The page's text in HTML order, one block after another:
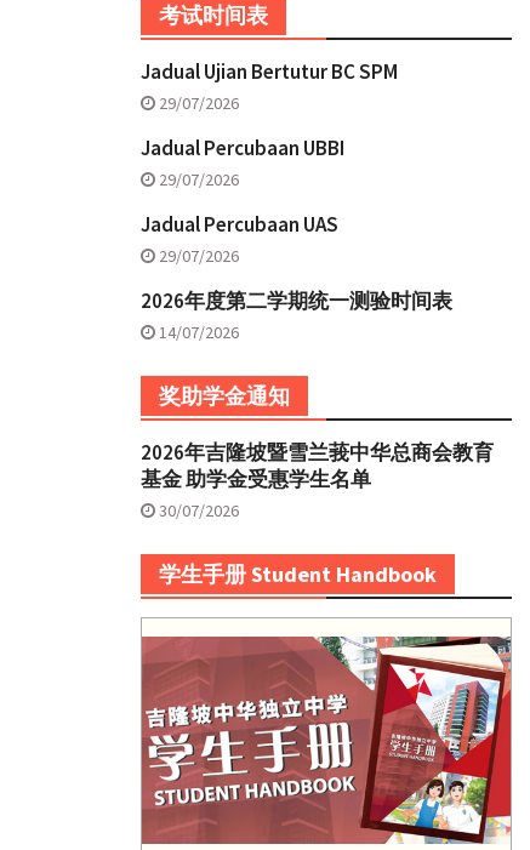
考试时间表
Jadual Ujian Bertutur BC SPM
29/07/2026
Jadual Percubaan UBBI
29/07/2026
Jadual Percubaan UAS
29/07/2026
2026年度第二学期统一测验时间表
14/07/2026
奖助学金通知
2026年吉隆坡暨雪兰莪中华总商会教育
基金 助学金受惠学生名单
30/07/2026
学生手册 Student Handbook